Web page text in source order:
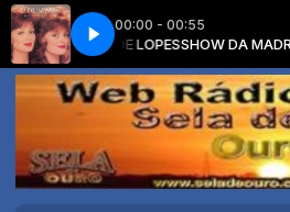
00:00 - 00:55
MAMEDE LOPESSHOW DA
THE JUDDS - WHY